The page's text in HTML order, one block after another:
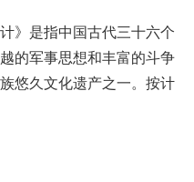
是指中国古代三十六个
的军事思想和丰富的斗争
悠久文化遗产之一。按计